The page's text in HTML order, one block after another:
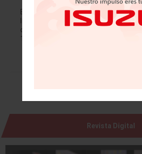
El modelo Volkswagen Tiguan
líder en volumen de producción de la
de Puebla, luego de que se
196,267…
Revista Digital